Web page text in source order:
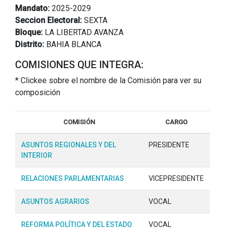
Mandato: 2025-2029
Seccion Electoral: SEXTA
Bloque: LA LIBERTAD AVANZA
Distrito: BAHIA BLANCA
COMISIONES QUE INTEGRA:
* Clickee sobre el nombre de la Comisión para ver su
composición
COMISIÓN CARGO
ASUNTOS REGIONALES Y DEL
INTERIOR
PRESIDENTE
RELACIONES PARLAMENTARIAS VICEPRESIDENTE
ASUNTOS AGRARIOS VOCAL
REFORMA POLÍTICA Y DEL ESTADO VOCAL